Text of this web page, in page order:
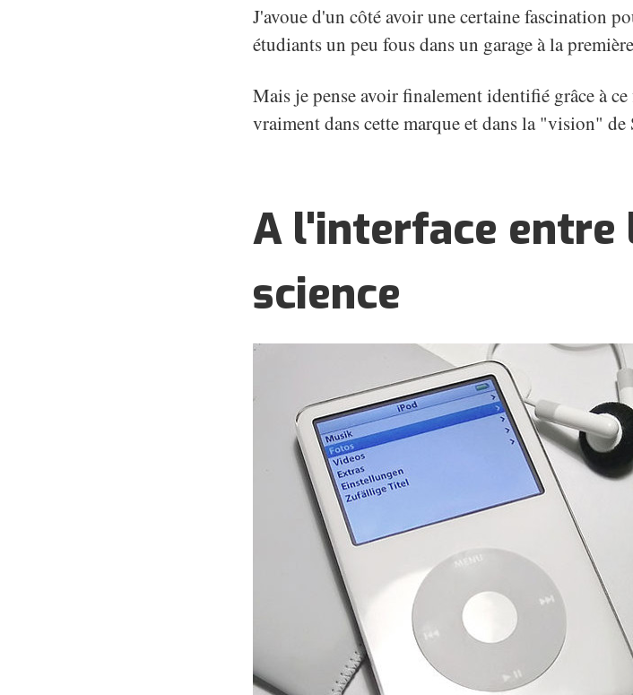
J'avoue d'un côté avoir une certaine fascination
étudiants un peu fous dans un garage à la
Mais je pense avoir finalement identifié grâce à
vraiment dans cette marque et dans la "vision" de
A l'interface entre
science